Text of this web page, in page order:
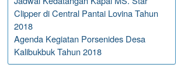
Clipper di Central Pantai Lovina Tahun
2018
Agenda Kegiatan Porsenides Desa
Kalibukbuk Tahun 2018